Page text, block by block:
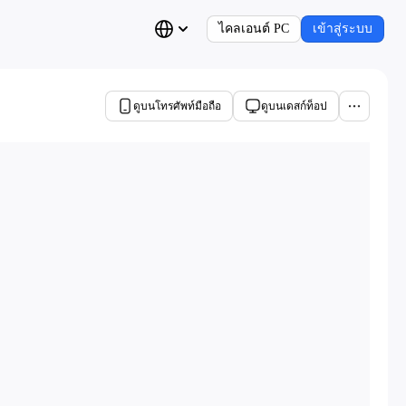
ไคลเอนต์ PC เข้าสู่ระบบ
ดูบนโทรศัพท์มือถือ ดูบนเดสก์ท็อป